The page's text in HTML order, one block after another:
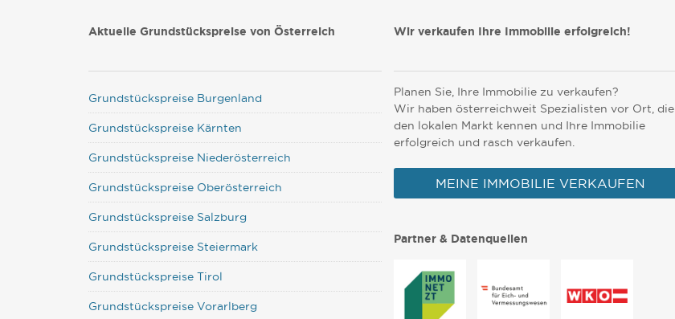
Aktuelle Grundstückspreise von Österreich
Grundstückspreise Burgenland
Grundstückspreise Kärnten
Grundstückspreise Niederösterreich
Grundstückspreise Oberösterreich
Grundstückspreise Salzburg
Grundstückspreise Steiermark
Grundstückspreise Tirol
Grundstückspreise Vorarlberg
Wir verkaufen Ihre Immobilie erfolgreich!
Planen Sie, Ihre Immobilie zu verkaufen?
Wir haben österreichweit Spezialisten vor Ort, die
den lokalen Markt kennen und Ihre Immobilie
erfolgreich und rasch verkaufen.
MEINE IMMOBILIE VERKAUFEN
Partner & Datenquellen